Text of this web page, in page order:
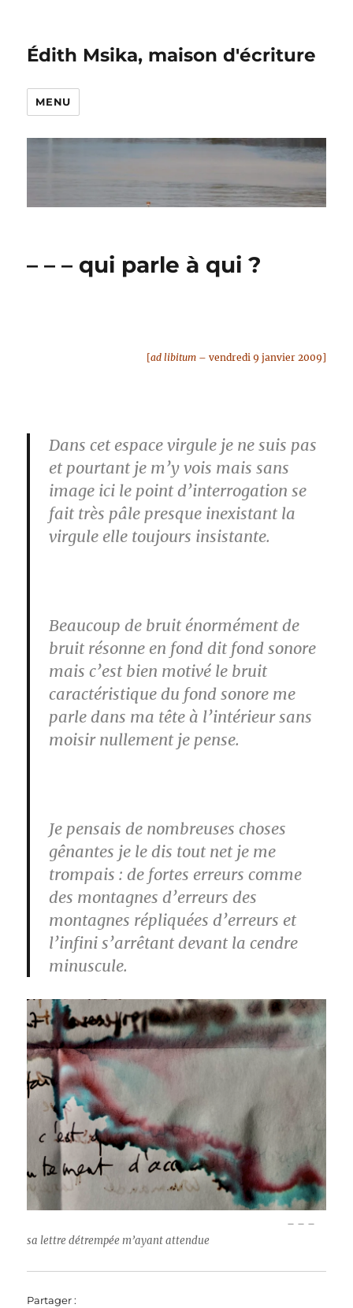
Édith Msika, maison d'écriture
MENU
– – – qui parle à qui ?
[ad libitum– vendredi 9 janvier 2009]
Dans cet espace virgule je ne suis pas
et pourtant je m’y vois mais sans
image ici le point d’interrogation se
fait très pâle presque inexistant la
virgule elle toujours insistante.
Beaucoup de bruit énormément de
bruit résonne en fond dit fond sonore
mais c’est bien motivé le bruit
caractéristique du fond sonore me
parle dans ma tête à l’intérieur sans
moisir nullement je pense.
Je pensais de nombreuses choses
gênantes je le dis tout net je me
trompais : de fortes erreurs comme
des montagnes d’erreurs des
montagnes répliquées d’erreurs et
l’infini s’arrêtant devant la cendre
minuscule.
– – –
sa lettre détrempée m’ayant attendue
Partager :